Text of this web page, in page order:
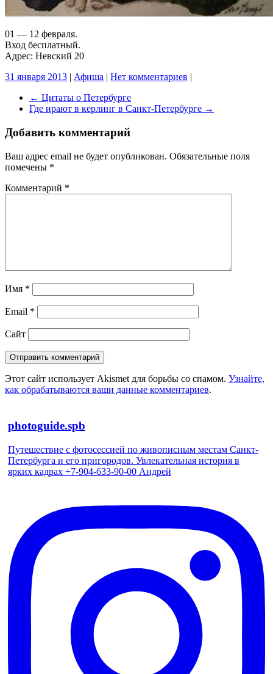
01 — 12 февраля.
Вход бесплатный.
Адрес: Невский 20
31 января 2013 | Афиша | Нет комментариев |
← Цитаты о Петербурге
Где ирают в керлинг в Санкт-Петербурге →
Добавить комментарий
Ваш адрес email не будет опубликован. Обязательные поля
помечены *
Комментарий *
Имя *
Email *
Сайт
Этот сайт использует Akismet для борьбы со спамом. Узнайте,
как обрабатываются ваши данные комментариев.
photoguide.spb
Путешествие с фотосессией по живописным местам Санкт-
Петербурга и его пригородов. Увлекательная история в
ярких кадрах +7-904-633-90-00 Андрей